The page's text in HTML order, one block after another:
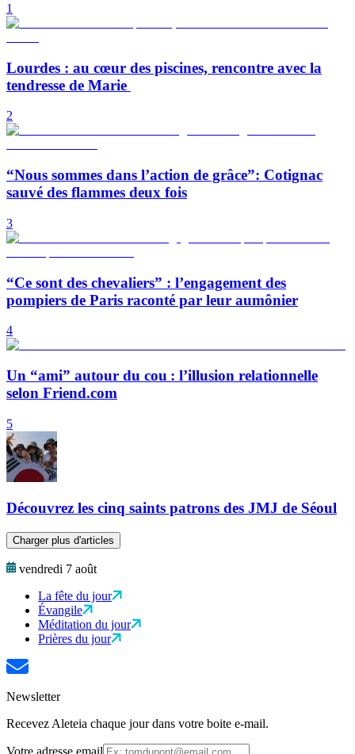
1
Lourdes : au cœur des piscines, rencontre avec la
tendresse de Marie
2
“Nous sommes dans l’action de grâce”: Cotignac
sauvé des flammes deux fois
3
“Ce sont des chevaliers” : l’engagement des
pompiers de Paris raconté par leur aumônier
4
Un “ami” autour du cou : l’illusion relationnelle
selon Friend.com
5
Découvrez les cinq saints patrons des JMJ de Séoul
Charger plus d'articles
vendredi 7 août
La fête du jour
Évangile
Méditation du jour
Prières du jour
Newsletter
Recevez Aleteia chaque jour dans votre boite e-mail.